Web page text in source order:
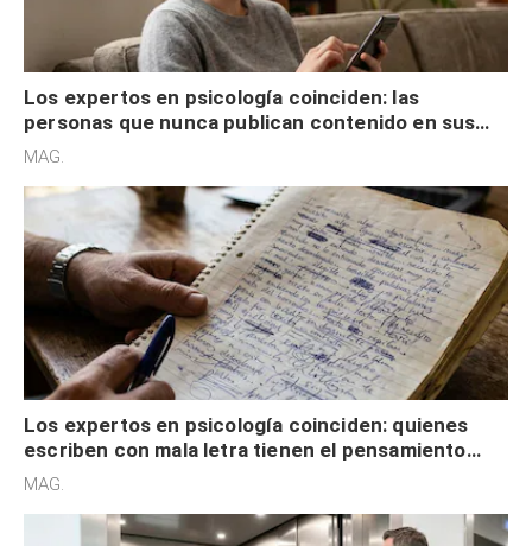
Los expertos en psicología coinciden: las
personas que nunca publican contenido en sus
redes sociales no pretenden buscar validación
MAG.
Los expertos en psicología coinciden: quienes
escriben con mala letra tienen el pensamiento
acelerado y no lo hacen por desinterés
MAG.